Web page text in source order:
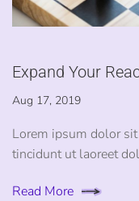
Expand Your
Aug 17, 2019
Lorem ipsum dolor
tincidunt ut laoreet
Read More